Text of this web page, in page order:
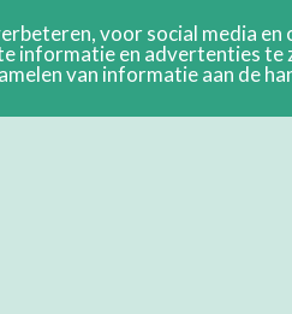
voor social media
informatie en advertenties
van informatie aan de